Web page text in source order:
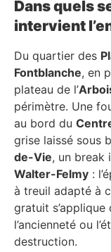
Dans quels
intervient
Du quartier des
Fontblanche, en
plateau de l’
périmètre. Une
au bord du
grise laissé sous
de-Vie, un break
Walter-Felmy :
à treuil adapté à
gratuit
l’ancienneté ou
destruction.